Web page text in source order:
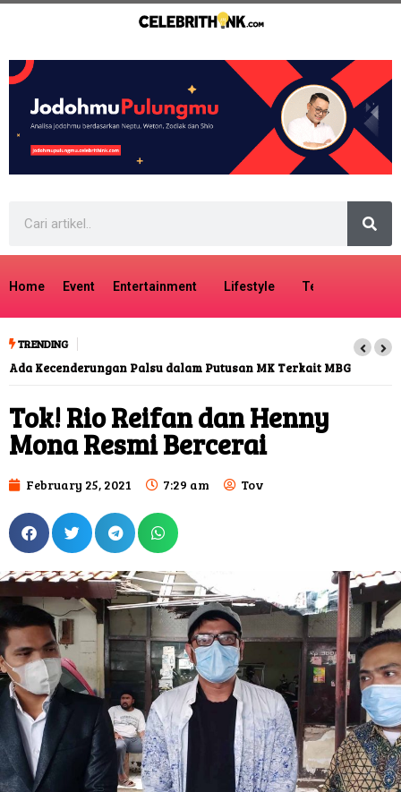
Home Event Entertainment Lifestyle Tech
TRENDING
Ada Kecenderungan Palsu dalam Putusan MK Terkait MBG
Tok! Rio Reifan dan Henny
Mona Resmi Bercerai
February 25, 2021 7:29 am Tov